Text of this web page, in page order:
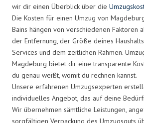
wir dir einen Überblick über die
Die Kosten für einen Umzug von
Bains hängen von verschiedenen Faktoren
der Entfernung, der Größe deines
Services und dem zeitlichen Rahmen.
Magdeburg bietet dir eine transparente
du genau weißt, womit du rechnen kannst.
Unsere erfahrenen Umzugsexperten
individuelles Angebot, das auf deine
Wir übernehmen sämtliche Leistungen,
sorgfältigen Verpackung des Umzugsguts